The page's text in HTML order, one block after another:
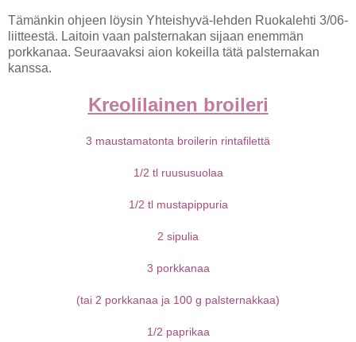
Tämänkin ohjeen löysin Yhteishyvä-lehden Ruokalehti 3/06-
liitteestä. Laitoin vaan palsternakan sijaan enemmän
porkkanaa. Seuraavaksi aion kokeilla tätä palsternakan
kanssa.
Kreolilainen broileri
3 maustamatonta broilerin rintafilettä
1/2 tl ruususuolaa
1/2 tl mustapippuria
2 sipulia
3 porkkanaa
(tai 2 porkkanaa ja 100 g palsternakkaa)
1/2 paprikaa